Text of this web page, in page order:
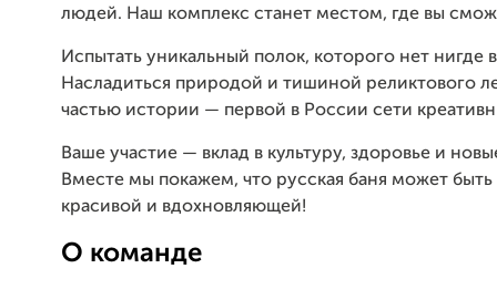
людей. Наш комплекс станет местом, где вы
Испытать уникальный полок, которого нет нигде
Насладиться природой и тишиной реликтового
частью истории — первой в России сети
Ваше участие — вклад в культуру, здоровье и
Вместе мы покажем, что русская баня может
красивой и вдохновляющей!
О команде